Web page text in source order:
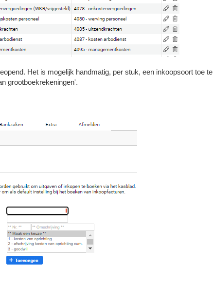
Het is mogelijk handmatig, per stuk, een inkoopsoort toe te
grootboekrekeningen'.